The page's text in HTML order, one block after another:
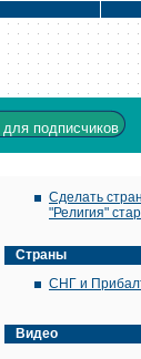
для подписчиков
Сделать
"Религия"
Страны
СНГ и
Видео